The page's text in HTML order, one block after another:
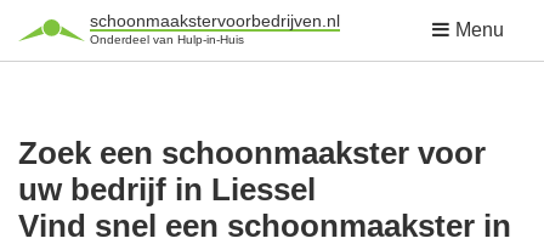
schoonmaakstervoorbedrijven.nl
Onderdeel van Hulp-in-Huis Menu
Zoek een schoonmaakster voor
uw bedrijf in Liessel
Vind snel een schoonmaakster in